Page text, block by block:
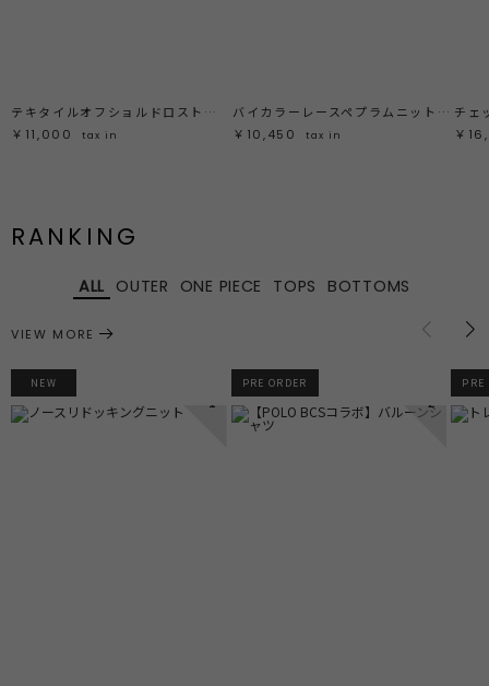
テキタイルオフショルドロストトップス
￥11,000
tax in
バイカラーレースペプラムニットキャミソール
￥10,450
tax in
チェ
￥
RANKING
ALL OUTER ONE PIECE TOPS BOTTOMS
NEW
1
PRE ORDER
2
PRE
VIEW MORE